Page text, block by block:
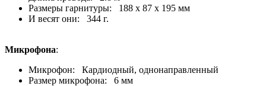
Размеры гарнитуры: 188 х 87 х 195 мм
И весят они: 344 г.
Микрофона:
Микрофон: Кардиодный, однонаправленный
Размер микрофона: 6 мм